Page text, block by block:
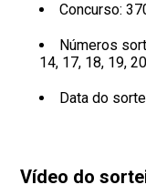
Concurso:
Números
14, 17, 18, 19,
Data do
Vídeo do